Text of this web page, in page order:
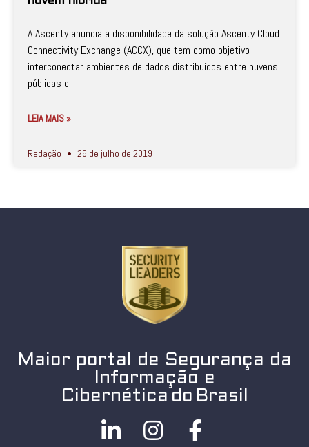
A Ascenty anuncia a disponibilidade da solução Ascenty Cloud
Connectivity Exchange (ACCX), que tem como objetivo
interconectar ambientes de dados distribuídos entre nuvens
públicas e
LEIA MAIS »
Redação 26 de julho de 2019
Maior portal de Segurança da
Informação e
Cibernética do Brasil